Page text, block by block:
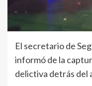
El secretario de
informó de la
delictiva detrás del